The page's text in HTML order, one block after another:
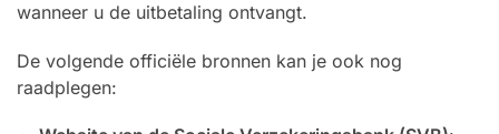
wanneer u de uitbetaling ontvangt.
De volgende officiële bronnen kan je ook nog
raadplegen: